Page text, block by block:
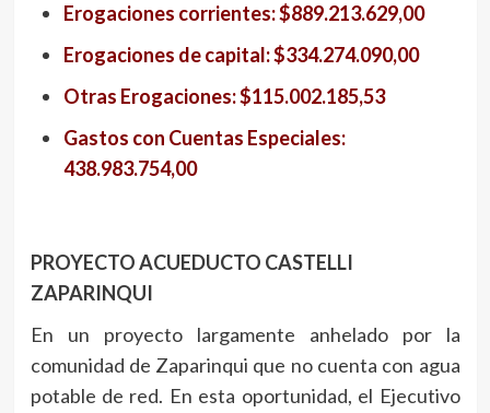
Erogaciones corrientes: $889.213.629,00
Erogaciones de capital: $334.274.090,00
Otras Erogaciones: $115.002.185,53
Gastos con Cuentas Especiales:
438.983.754,00
PROYECTO ACUEDUCTO CASTELLI
ZAPARINQUI
En un proyecto largamente anhelado por la
comunidad de Zaparinqui que no cuenta con agua
potable de red. En esta oportunidad, el Ejecutivo